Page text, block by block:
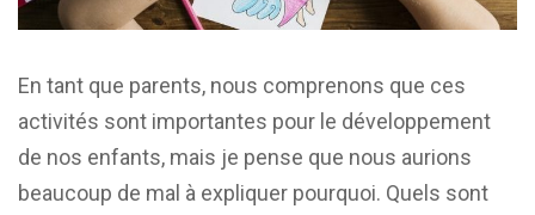
En tant que parents, nous comprenons que ces
activités sont importantes pour le développement
de nos enfants, mais je pense que nous aurions
beaucoup de mal à expliquer pourquoi. Quels sont